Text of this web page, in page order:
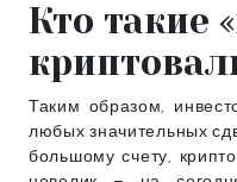
Кто такие
Таким образом,
любых значительных
большому счету,